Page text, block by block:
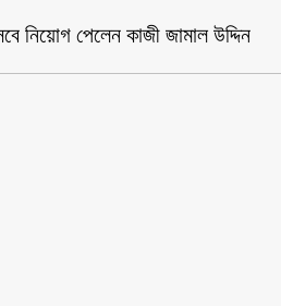
নিয়োগ পেলেন কাজী জামাল উদ্দিন